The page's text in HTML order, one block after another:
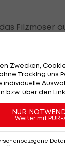
Filzmoser
hat. "
kann. Ich
lange
Zwecken,
ohne Tracking
über den
NUR
Weiter mit PUR-